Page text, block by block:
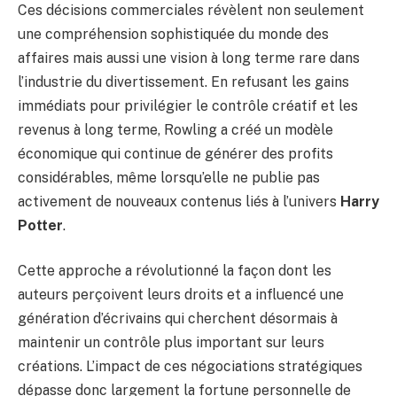
Ces décisions commerciales révèlent non seulement
une compréhension sophistiquée du monde des
affaires mais aussi une vision à long terme rare dans
l’industrie du divertissement. En refusant les gains
immédiats pour privilégier le contrôle créatif et les
revenus à long terme, Rowling a créé un modèle
économique qui continue de générer des profits
considérables, même lorsqu’elle ne publie pas
activement de nouveaux contenus liés à l’univers Harry
Potter.
Cette approche a révolutionné la façon dont les
auteurs perçoivent leurs droits et a influencé une
génération d’écrivains qui cherchent désormais à
maintenir un contrôle plus important sur leurs
créations. L’impact de ces négociations stratégiques
dépasse donc largement la fortune personnelle de